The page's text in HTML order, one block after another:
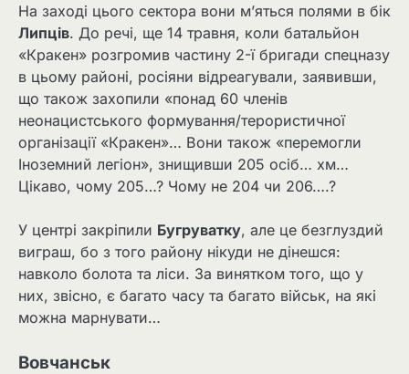
На заході цього сектора вони м’яться полями в бік
Липців. До речі, ще 14 травня, коли батальйон
«Кракен» розгромив частину 2-ї бригади спецназу
в цьому районі, росіяни відреагували, заявивши,
що також захопили «понад 60 членів
неонацистського формування/терористичної
організації «Кракен»… Вони також «перемогли
Іноземний легіон», знищивши 205 осіб… хм…
Цікаво, чому 205…? Чому не 204 чи 206….?
У центрі закріпили Бугруватку, але це безглуздий
виграш, бо з того району нікуди не дінешся:
навколо болота та ліси. За винятком того, що у
них, звісно, є багато часу та багато військ, на які
можна марнувати…
Вовчанськ